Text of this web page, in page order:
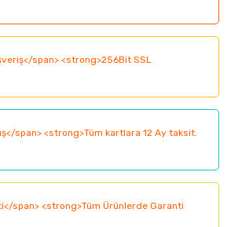
bozuk veya görüntülenemiyor.
eksik bilgiler bulunuyor.
farklı alternatifler olmalı.